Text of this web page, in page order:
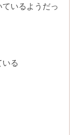
いるようだっ
る